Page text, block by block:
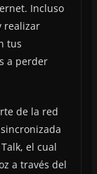
Incluso
realizar
tus
a perder
de la red
el cual
a través del